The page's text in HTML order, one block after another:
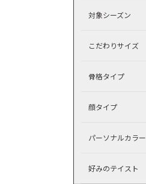
対象シーズン
こだわりサイズ
骨格タイプ
顔タイプ
パーソナルカラー
好みのテイスト